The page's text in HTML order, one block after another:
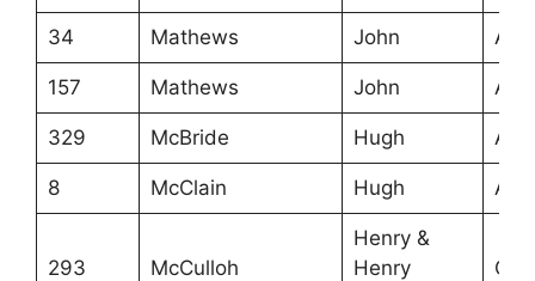
34 Mathews John
157 Mathews John
329 McBride Hugh
8 McClain Hugh
293 McCulloh
Henry &
Henry